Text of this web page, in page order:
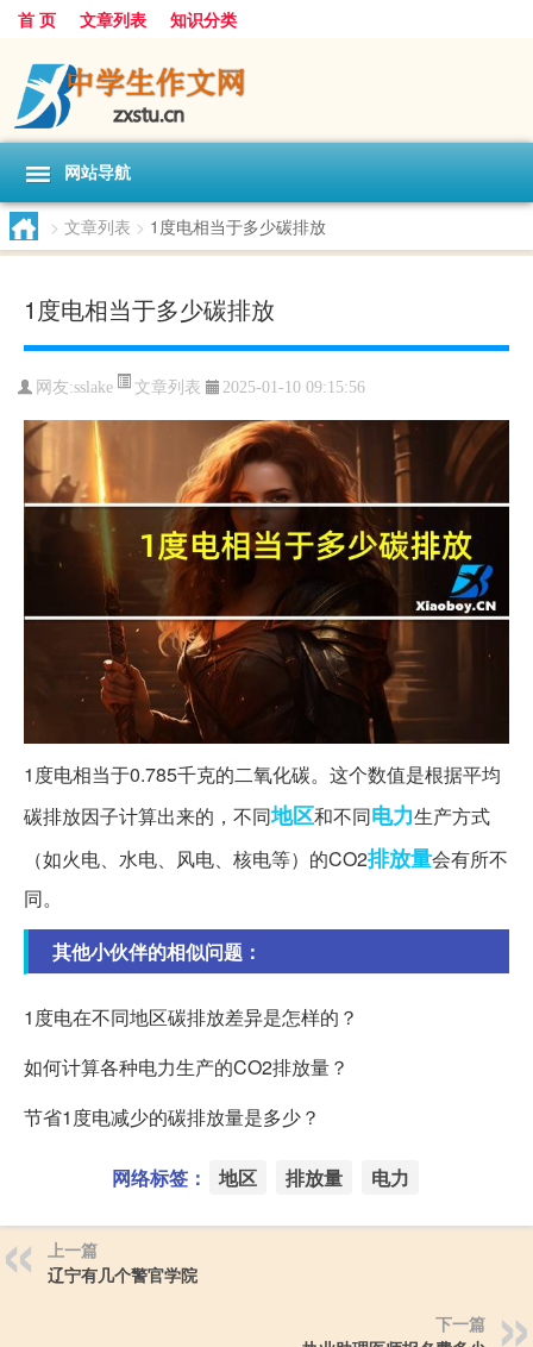
首 页 文章列表 知识分类
网站导航
> 文章列表 > 1度电相当于多少碳排放
1度电相当于多少碳排放
网友:sslake 文章列表 2025-01-10 09:15:56
1度电相当于0.785千克的二氧化碳。这个数值是根据平均
碳排放因子计算出来的，不同地区和不同电力生产方式
（如火电、水电、风电、核电等）的CO2排放量会有所不
同。
其他小伙伴的相似问题：
1度电在不同地区碳排放差异是怎样的？
如何计算各种电力生产的CO2排放量？
节省1度电减少的碳排放量是多少？
网络标签： 地区 排放量 电力
上一篇
辽宁有几个警官学院
下一篇